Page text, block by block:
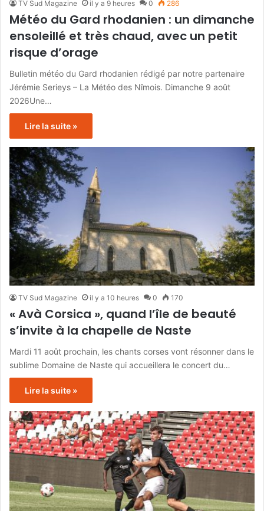
TV Sud Magazine il y a 9 heures 0 286
Météo du Gard rhodanien : un dimanche
ensoleillé et très chaud, avec un petit
risque d’orage
Bulletin météo du Gard rhodanien rédigé par notre partenaire
Jérémie Serieys – La Météo des Nîmois. Dimanche 9 août
2026Une…
Lire la suite »
TV Sud Magazine il y a 10 heures 0 170
« Avà Corsica », quand l’île de beauté
s’invite à la chapelle de Naste
Mardi 11 août prochain, les chants corses vont résonner dans le
sublime Domaine de Naste qui accueillera le concert du…
Lire la suite »